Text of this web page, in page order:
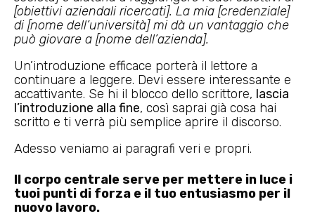
[obiettivi aziendali ricercati]. La mia [credenziale]
di [nome dell’università] mi dà un vantaggio che
può giovare a [nome dell’azienda].
Un’introduzione efficace porterà il lettore a
continuare a leggere. Devi essere interessante e
accattivante. Se hi il blocco dello scrittore, lascia
l’introduzione alla fine, così saprai già cosa hai
scritto e ti verrà più semplice aprire il discorso.
Adesso veniamo ai paragrafi veri e propri.
Il corpo centrale serve per mettere in luce i
tuoi punti di forza e il tuo entusiasmo per il
nuovo lavoro.